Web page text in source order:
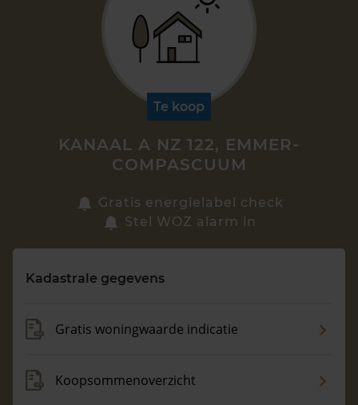
Vragen? Neem contact met ons op
088 220 4200
Te koop
KANAAL A NZ 122, EMMER-
COMPASCUUM
Gratis energielabel check
Stel WOZ alarm in
Kadastrale gegevens
Gratis woningwaarde indicatie
Koopsommenoverzicht